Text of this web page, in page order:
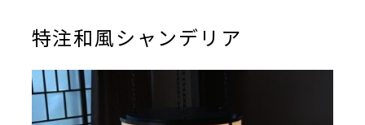
特注和風シャンデリア